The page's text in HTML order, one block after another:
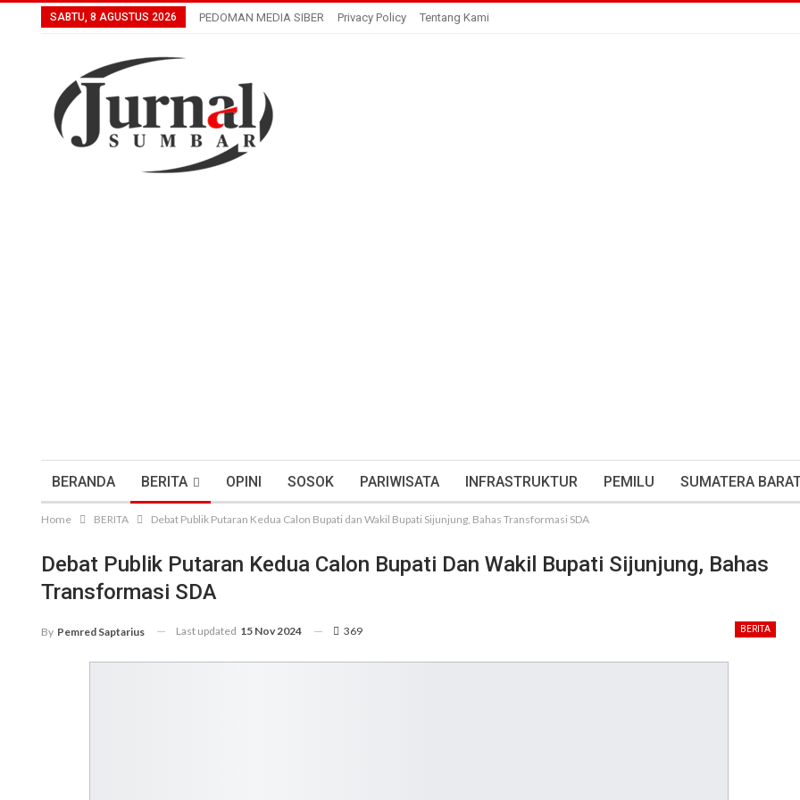
SABTU, 8 AGUSTUS 2026 PEDOMAN MEDIA SIBER Privacy Policy Tentang Kami
BERANDA BERITA OPINI SOSOK PARIWISATA INFRASTRUKTUR PEMILU SUMATERA
Home BERITA Debat Publik Putaran Kedua Calon Bupati dan Wakil Bupati Sijunjung, Bahas Transformasi SDA
Debat Publik Putaran Kedua Calon Bupati Dan Wakil Bupati Sijunjung, Bahas
Transformasi SDA
BERITA
By Pemred Saptarius Last updated 15 Nov 2024 369